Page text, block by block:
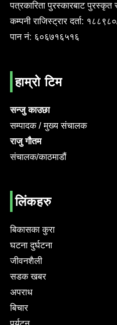
पत्रकारिता पुरस्कारबाट पुरस्कृत
कम्पनी राजिस्ट्रार दर्ता:
पान नं: ६०६७१६५१६
हाम्रो टिम
सन्जु काउछा
सम्पादक / मुख्य संचालक
राजु गौतम
संचालक/काठमाडौं
लिंकहरु
बिकासका कुरा
घटना दुर्घटना
जीवनशैली
सडक खबर
अपराध
बिचार